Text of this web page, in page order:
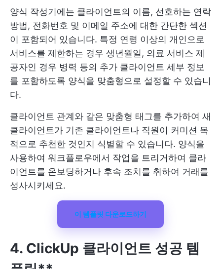
양식 작성기에는 클라이언트의 이름, 선호하는 연락
방법, 전화번호 및 이메일 주소에 대한 간단한 섹션
이 포함되어 있습니다. 특정 연령 이상의 개인으로
서비스를 제한하는 경우 생년월일, 의료 서비스 제
공자인 경우 병력 등의 추가 클라이언트 세부 정보
를 포함하도록 양식을 맞춤형으로 설정할 수 있습니
다.
클라이언트 관계와 같은 맞춤형 태그를 추가하여 새
클라이언트가 기존 클라이언트나 직원이 커미션 목
적으로 추천한 것인지 식별할 수 있습니다. 양식을
사용하여 워크플로우에서 작업을 트리거하여 클라
이언트를 온보딩하거나 후속 조치를 취하여 거래를
성사시키세요.
이 템플릿 다운로드하기
4. ClickUp 클라이언트 성공 템